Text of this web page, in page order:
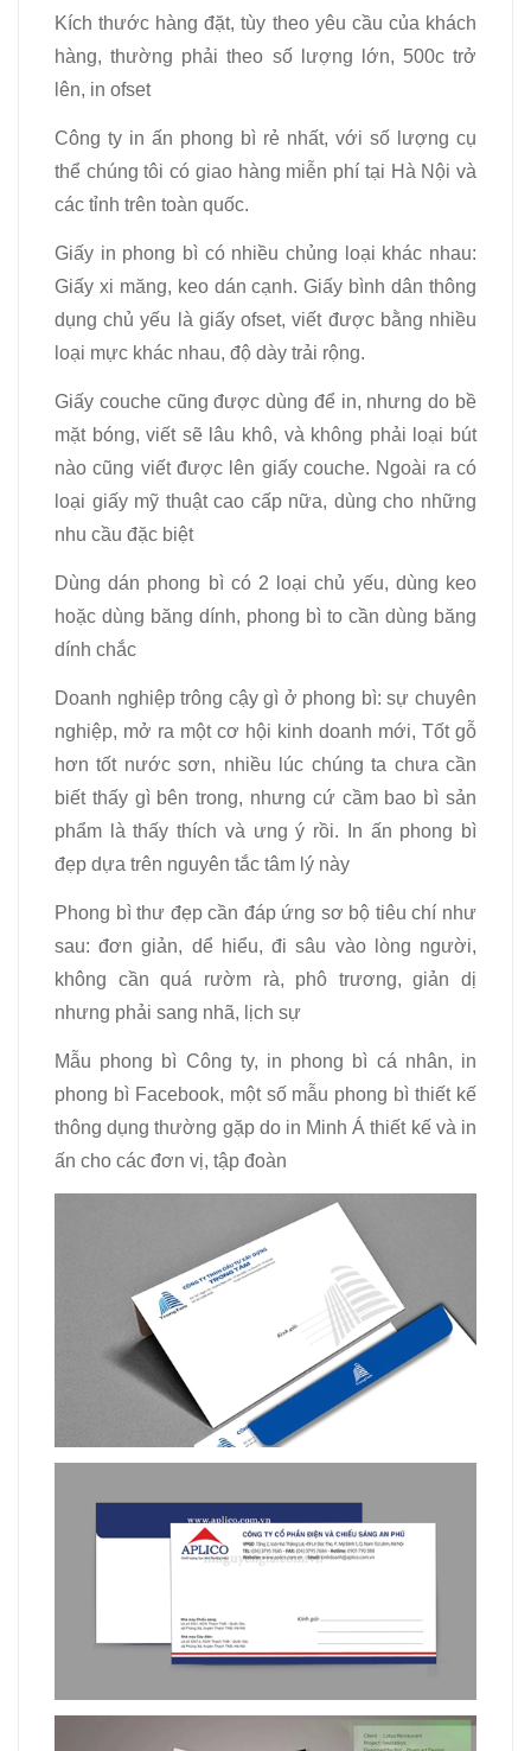
Kích thước hàng đặt, tùy theo yêu cầu của khách
hàng, thường phải theo số lượng lớn, 500c trở
lên, in ofset
Công ty in ấn phong bì rẻ nhất, với số lượng cụ
thể chúng tôi có giao hàng miễn phí tại Hà Nội và
các tỉnh trên toàn quốc.
Giấy in phong bì có nhiều chủng loại khác nhau:
Giấy xi măng, keo dán cạnh. Giấy bình dân thông
dụng chủ yếu là giấy ofset, viết được bằng nhiều
loại mực khác nhau, độ dày trải rộng.
Giấy couche cũng được dùng để in, nhưng do bề
mặt bóng, viết sẽ lâu khô, và không phải loại bút
nào cũng viết được lên giấy couche. Ngoài ra có
loại giấy mỹ thuật cao cấp nữa, dùng cho những
nhu cầu đặc biệt
Dùng dán phong bì có 2 loại chủ yếu, dùng keo
hoặc dùng băng dính, phong bì to cần dùng băng
dính chắc
Doanh nghiệp trông cậy gì ở phong bì: sự chuyên
nghiệp, mở ra một cơ hội kinh doanh mới, Tốt gỗ
hơn tốt nước sơn, nhiều lúc chúng ta chưa cần
biết thấy gì bên trong, nhưng cứ cầm bao bì sản
phẩm là thấy thích và ưng ý rồi. In ấn phong bì
đẹp dựa trên nguyên tắc tâm lý này
Phong bì thư đẹp cần đáp ứng sơ bộ tiêu chí như
sau: đơn giản, dể hiểu, đi sâu vào lòng người,
không cần quá rườm rà, phô trương, giản dị
nhưng phải sang nhã, lịch sự
Mẫu phong bì Công ty, in phong bì cá nhân, in
phong bì Facebook, một số mẫu phong bì thiết kế
thông dụng thường gặp do in Minh Á thiết kế và in
ấn cho các đơn vị, tập đoàn